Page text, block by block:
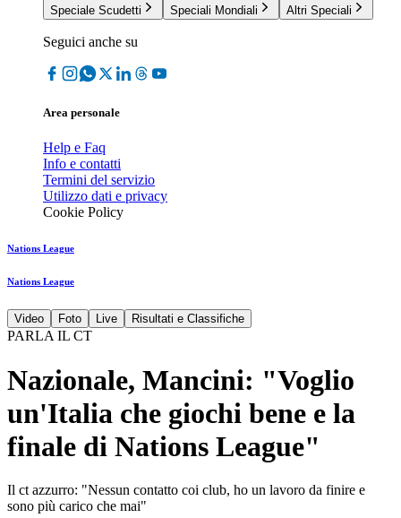
Speciale Scudetti
Speciali Mondiali Altri Speciali
Seguici anche su
Area personale
Help e Faq
Info e contatti
Termini del servizio
Utilizzo dati e privacy
Cookie Policy
Nations League
Nations League
Video Foto Live Risultati e Classifiche
PARLA IL CT
Nazionale, Mancini: "Voglio
un'Italia che giochi bene e la
finale di Nations League"
Il ct azzurro: "Nessun contatto coi club, ho un lavoro da finire e
sono più carico che mai"